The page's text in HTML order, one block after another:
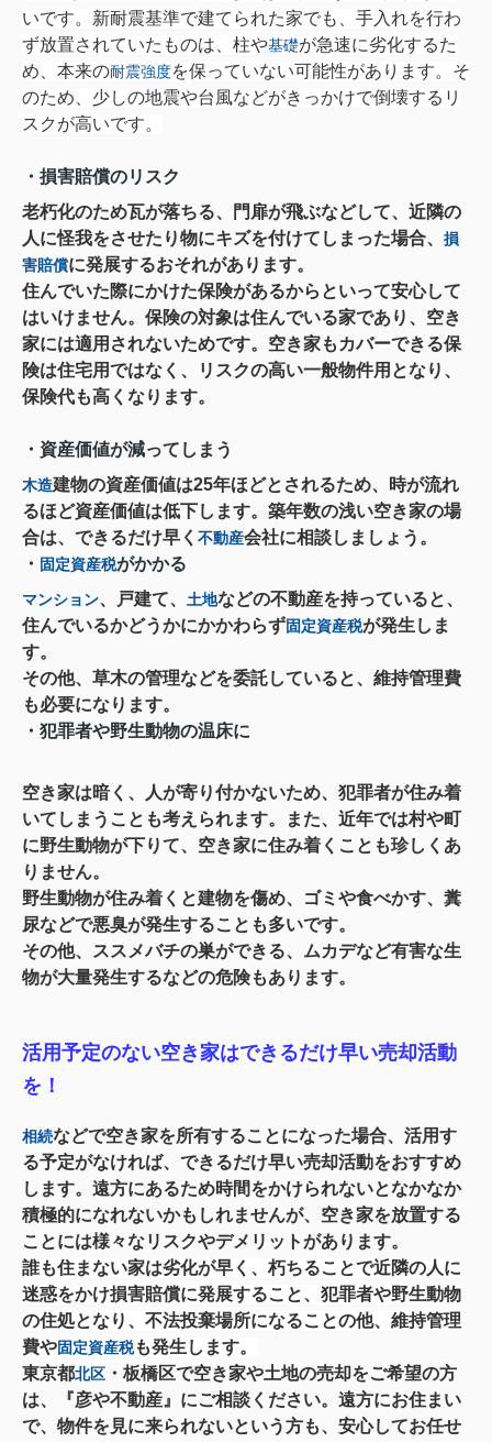
いです。新耐震基準で建てられた家でも、手入れを行わ
ず放置されていたものは、柱や基礎が急速に劣化するた
め、本来の耐震強度を保っていない可能性があります。そ
のため、少しの地震や台風などがきっかけで倒壊するリ
スクが高いです。
・損害賠償のリスク
老朽化のため瓦が落ちる、門扉が飛ぶなどして、近隣の
人に怪我をさせたり物にキズを付けてしまった場合、 損
害賠償に発展するおそれがあります。
住んでいた際にかけた保険があるからといって安心して
はいけません。保険の対象は住んでいる家であり、空き
家には適用されないためです。空き家もカバーできる保
険は住宅用ではなく、リスクの高い一般物件用となり、
保険代も高くなります。
・資産価値が減ってしまう
木造建物の資産価値は25年ほどとされるため、時が流れ
るほど資産価値は低下します。築年数の浅い空き家の場
合は、できるだけ早く 不動産会社に相談しましょう。
・ 固定資産税がかかる
マンション、戸建て、 土地などの不動産を持っていると、
住んでいるかどうかにかかわらず固定資産税が発生しま
す。
その他、草木の管理などを委託していると、維持管理費
も必要になります。
・犯罪者や野生動物の温床に
空き家は暗く、人が寄り付かないため、犯罪者が住み着
いてしまうことも考えられます。また、近年では村や町
に野生動物が下りて、空き家に住み着くことも珍しくあ
りません。
野生動物が住み着くと建物を傷め、ゴミや食べかす、糞
尿などで悪臭が発生することも多いです。
その他、ススメバチの巣ができる、ムカデなど有害な生
物が大量発生するなどの危険もあります。
活用予定のない空き家はできるだけ早い売却活動
を！
相続などで空き家を所有することになった場合、活用す
る予定がなければ、できるだけ早い売却活動をおすすめ
します。遠方にあるため時間をかけられないとなかなか
積極的になれないかもしれませんが、空き家を放置する
ことには様々なリスクやデメリットがあります。
誰も住まない家は劣化が早く、朽ちることで近隣の人に
迷惑をかけ損害賠償に発展すること、犯罪者や野生動物
の住処となり、不法投棄場所になることの他、維持管理
費や固定資産税も発生します。
東京都北区 ・板橋区で空き家や土地の売却をご希望の方
は、『彦や不動産』にご相談ください。遠方にお住まい
で、物件を見に来られないという方も、安心してお任せ